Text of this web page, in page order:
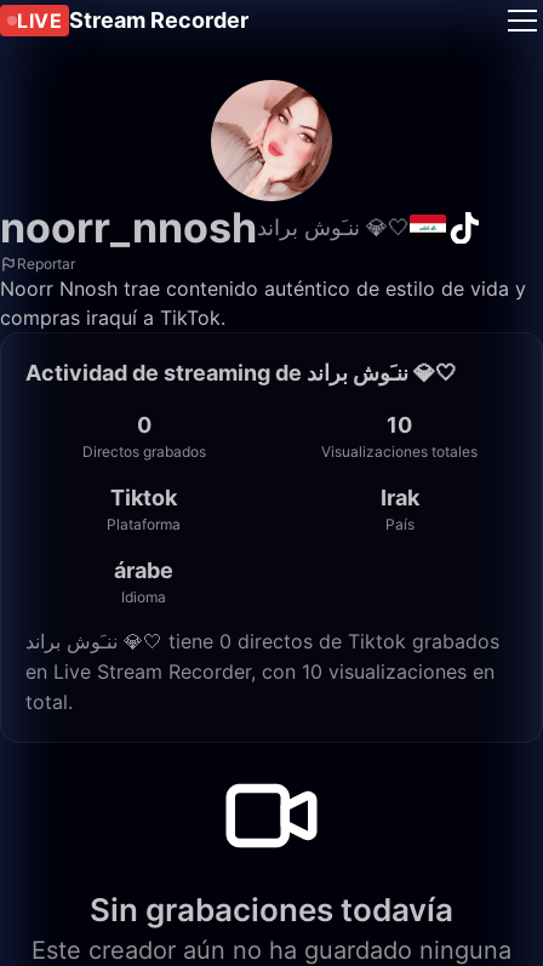
LIVE Stream Recorder
noorr_nnosh ننـَوش براند 💎🤍
Reportar
Noorr Nnosh trae contenido auténtico de estilo de vida y
compras iraquí a TikTok.
Actividad de streaming de ننـَوش براند 💎🤍
0
Directos grabados
10
Visualizaciones totales
Tiktok
Plataforma
Irak
País
árabe
Idioma
ننـَوش براند 💎🤍 tiene 0 directos de Tiktok grabados
en Live Stream Recorder, con 10 visualizaciones en
total.
Sin grabaciones todavía
Este creador aún no ha guardado ninguna